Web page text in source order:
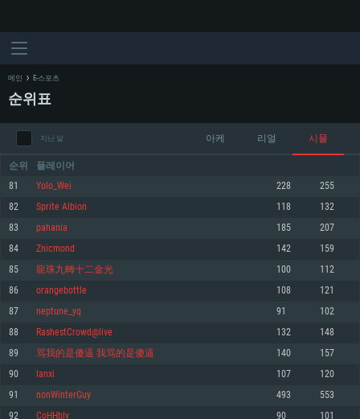
최소사양
운영체제: Windows 10 (64 bit)
프로세서: 2.2 GHz 듀얼코어 이상
메모리: 4GB
그래픽 카드: DirectX 11 이상을 지원하는 AMD Radeon 77XX / NVIDIA
GeForce GT 660. 최소 사양 해상도: 720p
최소사양
운영체제: Mac OS Big Sur 11.0
프로세서: 최소 2.2 GHz의 Core i5 (Intel Xeon 은 지원하지 않습니다)
메모리: 6 GB
그래픽 카드: Metal 을 지원하는 Intel Iris Pro 5200 (Mac), 혹은 이와 비슷한 성
능을 가지는 Mac 버전의 AMD/Nvidia. 최소 해상도: 720p
최소사양
운영체제: 64bit Linux 중 최신 버전
프로세서: 2.4 GHz 듀얼코어
메모리: 4 GB
그래픽 카드: Vulkan 을 지원하고, 최신 그래픽 드라이버를 지원하는 NVIDIA
660 (6개월 미만) 혹은 그와 동급의 성능을 가지며 최신 그래픽 드라이버를 지
메인 E-스포츠
순위표
지난 달 아케 리얼 시뮬
순위 플레이어
81 Yolo_Wei 228 255
82 Sprite Albion 118 132
83 pahania 185 207
84 Znicmond 142 159
85 龍珠九轉十二金光 100 112
86 orangebottle 108 121
87 neptune_yq 91 102
88 RashestCrowd@live 132 148
89 骂我的是傻逼 我骂的是傻逼 140 157
90 lanxi 107 120
91 nonWinterGuy 493 553
92 CoHHbly 90 101